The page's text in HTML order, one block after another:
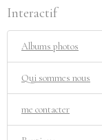
Interactif
Albums photos
Qui sommes nous
me contacter